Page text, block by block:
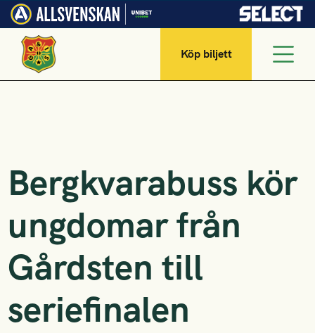
Köp biljett
Bergkvarabuss kör
ungdomar från
Gårdsten till
seriefinalen